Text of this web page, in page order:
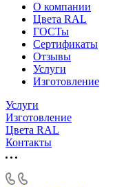
О компании
Цвета RAL
ГОСТы
Сертификаты
Отзывы
Услуги
Изготовление
Услуги
Изготовление
Цвета RAL
Контакты